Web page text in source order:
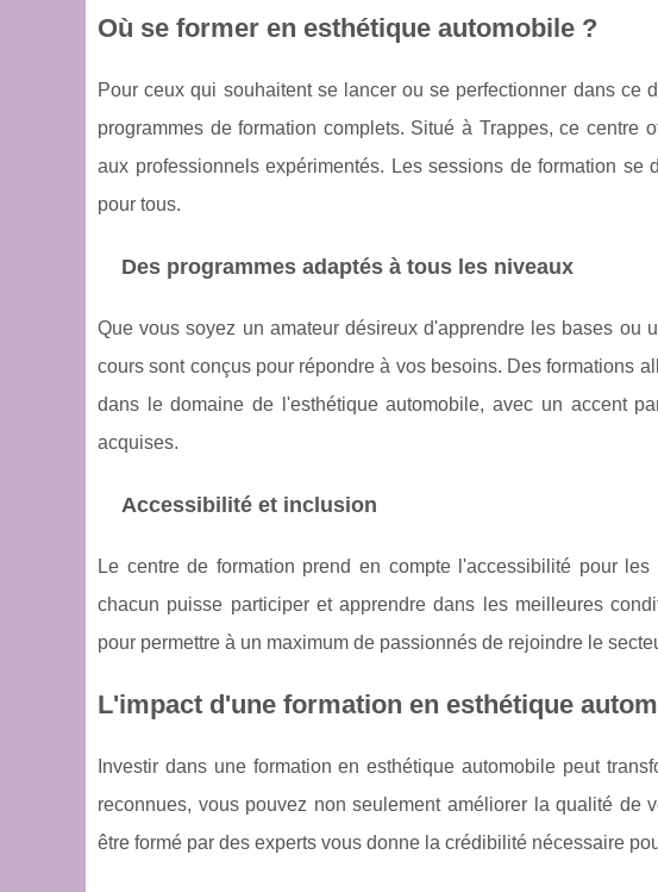
Où se former en esthétique automobile ?
Pour ceux qui souhaitent se lancer ou se perfectionner dans ce
programmes de formation complets. Situé à Trappes, ce
aux professionnels expérimentés. Les sessions de formation
pour tous.
Des programmes adaptés à tous les niveaux
Que vous soyez un amateur désireux d'apprendre les bases ou
cours sont conçus pour répondre à vos besoins. Des formations
dans le domaine de l'esthétique automobile, avec un accent
acquises.
Accessibilité et inclusion
Le centre de formation prend en compte l'accessibilité pour
chacun puisse participer et apprendre dans les meilleures
pour permettre à un maximum de passionnés de rejoindre le
L'impact d'une formation en esthétique
Investir dans une formation en esthétique automobile peut
reconnues, vous pouvez non seulement améliorer la qualité de
être formé par des experts vous donne la crédibilité nécessaire